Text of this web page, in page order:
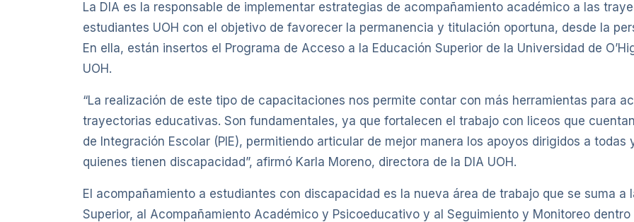
La DIA es la responsable de implementar estrategias de acompañamiento académico a las
estudiantes UOH con el objetivo de favorecer la permanencia y titulación oportuna, desde la
En ella, están insertos el Programa de Acceso a la Educación Superior de la Universidad de
UOH.
“La realización de este tipo de capacitaciones nos permite contar con más herramientas para
trayectorias educativas. Son fundamentales, ya que fortalecen el trabajo con liceos que
de Integración Escolar (PIE), permitiendo articular de mejor manera los apoyos dirigidos a
quienes tienen discapacidad”, afirmó Karla Moreno, directora de la DIA UOH.
El acompañamiento a estudiantes con discapacidad es la nueva área de trabajo que se suma a
Superior, al Acompañamiento Académico y Psicoeducativo y al Seguimiento y Monitoreo dentro